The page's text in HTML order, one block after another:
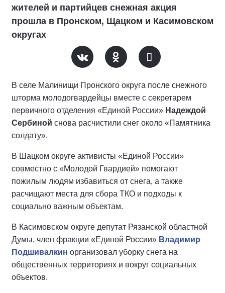
жителей и партийцев снежная акция
прошла в Пронском, Щацком и Касимовском
округах
В селе Малинищи Пронского округа после снежного
шторма молодогвардейцы вместе с секретарем
первичного отделения «Единой России» Надеждой
Сербиной снова расчистили снег около «Памятника
солдату».
В Шацком округе активисты «Единой России»
совместно с «Молодой Гвардией» помогают
пожилым людям избавиться от снега, а также
расчищают места для сбора ТКО и подходы к
социально важным объектам.
В Касимовском округе депутат Рязанской областной
Думы, член фракции «Единой России» Владимир
Подшивалкин организовал уборку снега на
общественных территориях и вокруг социальных
объектов.